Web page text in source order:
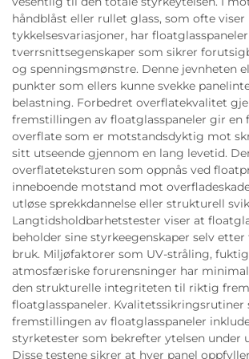
håndblåst eller rullet glass, som ofte viser
tykkelsesvariasjoner, har
tverrsnittsegenskaper som sikrer
og spenningsmønstre. Denne jevnheten
punkter som ellers kunne svekke
belastning. Forbedret overflatekvalitet
fremstillingen av floatglasspaneler gir en
overflate som er motstandsdyktig mot
sitt utseende gjennom en lang levetid.
overflateteksturen som oppnås ved
inneboende motstand mot
utløse sprekkdannelse eller strukturell
Langtidsholdbarhetstester viser at
beholder sine styrkeegenskaper selv
bruk. Miljøfaktorer som UV-stråling,
atmosfæriske forurensninger har
den strukturelle integriteten til riktig
floatglasspaneler.
fremstillingen av floatglasspaneler
styrketester som bekrefter ytelsen under
Disse testene sikrer at hver panel